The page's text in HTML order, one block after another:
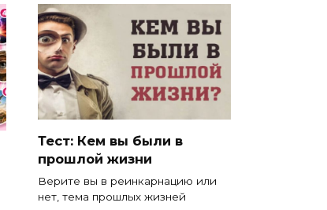
Тест: Кем вы были в
прошлой жизни
Верите вы в реинкарнацию или
нет, тема прошлых жизней